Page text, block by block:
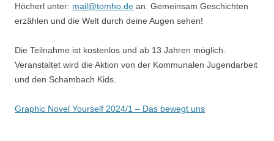
Höcherl unter: mail@tomho.de an. Gemeinsam Geschichten
erzählen und die Welt durch deine Augen sehen!
Die Teilnahme ist kostenlos und ab 13 Jahren möglich.
Veranstaltet wird die Aktion von der Kommunalen Jugendarbeit
und den Schambach Kids.
Graphic Novel Yourself 2024/1 – Das bewegt uns